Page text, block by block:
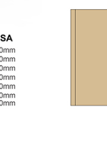
ফিরে
সঠিক।ভুল তথ্য